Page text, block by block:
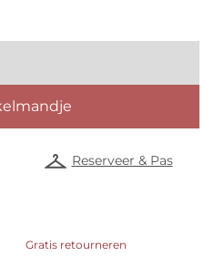
Reserveer & Pas
Gratis retourneren